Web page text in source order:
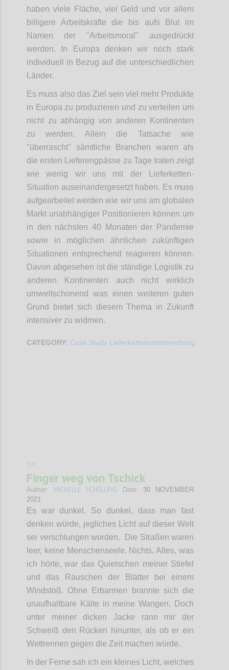
haben viele Fläche, viel Geld und vor allem
billigere Arbeitskräfte die bis aufs Blut im
Namen der "Arbeitsmoral" ausgedrückt
werden. In Europa denken wir noch stark
individuell in Bezug auf die unterschiedlichen
Länder.
Es muss also das Ziel sein viel mehr Produkte
in Europa zu produzieren und zu verteilen um
nicht zu abhängig von anderen Kontinenten
zu werden. Allein die Tatsache wie
"überrascht" sämtliche Branchen waren als
die ersten Lieferengpässe zu Tage traten zeigt
wie wenig wir uns mit der Lieferketten-
Situation auseinandergesetzt haben. Es muss
aufgearbeitet werden wie wir uns am globalen
Markt unabhängiger Positionieren können um
in den nächsten 40 Monaten der Pandemie
sowie in möglichen ähnlichen zukünftigen
Situationen entsprechend reagieren können.
Davon abgesehen ist die ständige Logistik zu
anderen Kontinenten auch nicht wirklich
umweltschonend was einen weiteren guten
Grund bietet sich diesem Thema in Zukunft
intensiver zu widmen.
CATEGORY: Case Study Lieferkettenunterbrechung
Finger weg von Tschick
Author: MICHELLE SCHELLING Date: 30 NOVEMBER
2021
Es war dunkel. So dunkel, dass man fast
denken würde, jegliches Licht auf dieser Welt
sei verschlungen worden. Die Straßen waren
leer, keine Menschenseele. Nichts. Alles, was
ich hörte, war das Quietschen meiner Stiefel
und das Rauschen der Blätter bei einem
Windstoß. Ohne Erbarmen brannte sich die
unaufhaltbare Kälte in meine Wangen. Doch
unter meiner dicken Jacke rann mir der
Schweiß den Rücken hinunter, als ob er ein
Wettrennen gegen die Zeit machen würde.
In der Ferne sah ich ein kleines Licht, welches